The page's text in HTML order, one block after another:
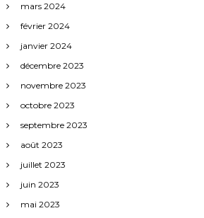
mars 2024
février 2024
janvier 2024
décembre 2023
novembre 2023
octobre 2023
septembre 2023
août 2023
juillet 2023
juin 2023
mai 2023